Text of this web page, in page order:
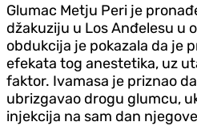
Glumac Metju Peri je
džakuziju u Los Anđelesu u
obdukcija je pokazala da je
efekata tog anestetika, uz
faktor. Ivamasa je priznao
ubrizgavao drogu glumcu,
in‌jekcija na sam dan